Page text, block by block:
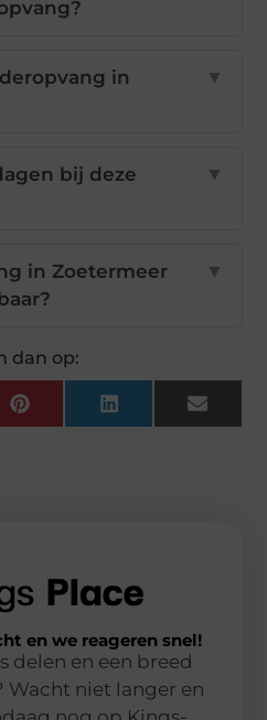
in
▼
bij deze
▼
in Zoetermeer
▼
dan op:
PinterestLinkedInEmail
en we reageren snel!
delen en een breed
Wacht niet langer en